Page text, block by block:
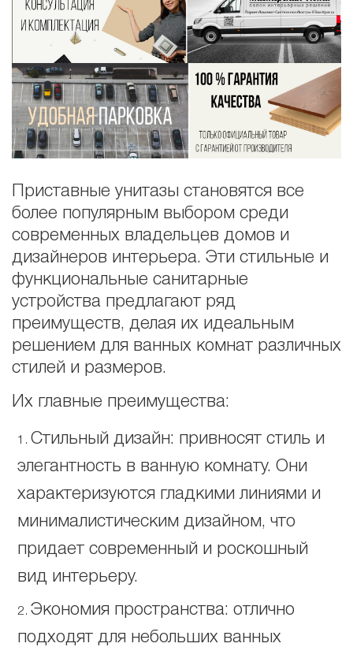
Приставные унитазы становятся все
более популярным выбором среди
современных владельцев домов и
дизайнеров интерьера. Эти стильные и
функциональные санитарные
устройства предлагают ряд
преимуществ, делая их идеальным
решением для ванных комнат различных
стилей и размеров.
Их главные преимущества:
Стильный дизайн: привносят стиль и
элегантность в ванную комнату. Они
характеризуются гладкими линиями и
минималистическим дизайном, что
придает современный и роскошный
вид интерьеру.
Экономия пространства: отлично
подходят для небольших ванных